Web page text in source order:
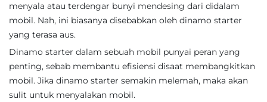
menyala atau terdengar bunyi mendesing dari didalam
mobil. Nah, ini biasanya disebabkan oleh dinamo starter
yang terasa aus.
Dinamo starter dalam sebuah mobil punyai peran yang
penting, sebab membantu efisiensi disaat membangkitkan
mobil. Jika dinamo starter semakin melemah, maka akan
sulit untuk menyalakan mobil.